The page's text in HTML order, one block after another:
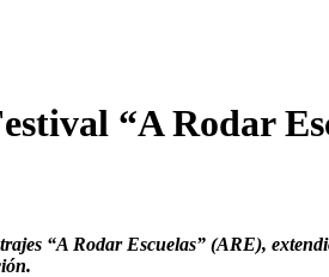
“A Rodar
“A Rodar Escuelas” (ARE),